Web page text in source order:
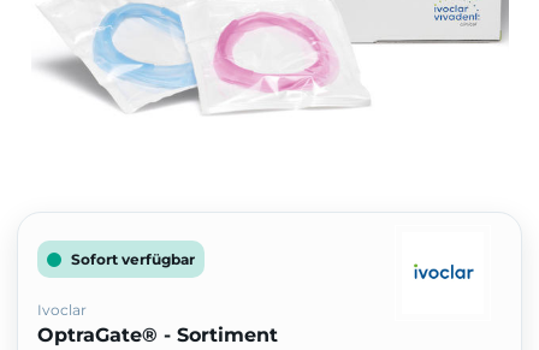
Sofort verfügbar
Ivoclar
OptraGate® - Sortiment